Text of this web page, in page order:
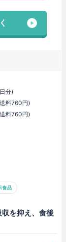
分)
料760円)
料760円)
食品
を抑え、食後